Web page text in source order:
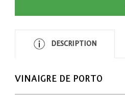
DESCRIPTION
VINAIGRE DE PORTO